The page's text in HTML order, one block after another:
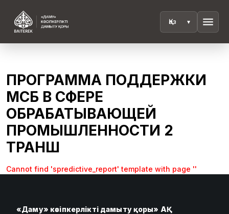
menu
ПРОГРАММА ПОДДЕРЖКИ
МСБ В СФЕРЕ
ОБРАБАТЫВАЮЩЕЙ
ПРОМЫШЛЕННОСТИ 2
ТРАНШ
Cannot find 'spredictive_report' template with page ''
«Даму» кәсіпкерлікті дамыту қоры» АҚ